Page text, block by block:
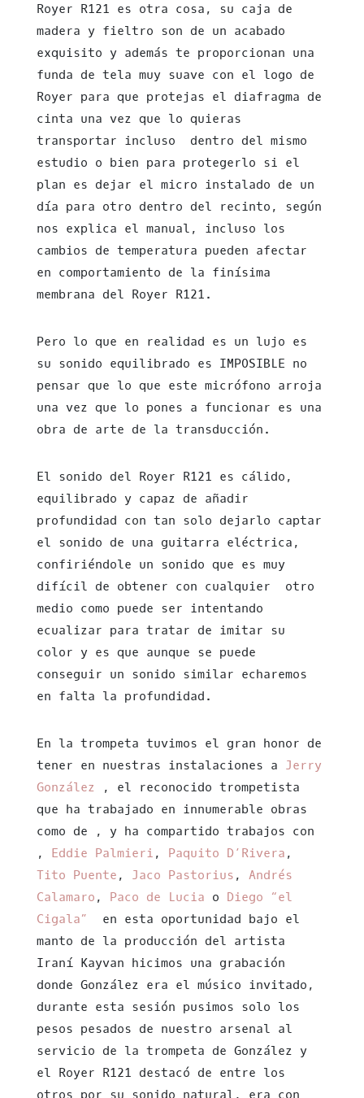
Royer R121 es otra cosa, su caja de
madera y fieltro son de un acabado
exquisito y además te proporcionan una
funda de tela muy suave con el logo de
Royer para que protejas el diafragma de
cinta una vez que lo quieras
transportar incluso dentro del mismo
estudio o bien para protegerlo si el
plan es dejar el micro instalado de un
día para otro dentro del recinto, según
nos explica el manual, incluso los
cambios de temperatura pueden afectar
en comportamiento de la finísima
membrana del Royer R121.
Pero lo que en realidad es un lujo es
su sonido equilibrado es IMPOSIBLE no
pensar que lo que este micrófono arroja
una vez que lo pones a funcionar es una
obra de arte de la transducción.
El sonido del Royer R121 es cálido,
equilibrado y capaz de añadir
profundidad con tan solo dejarlo captar
el sonido de una guitarra eléctrica,
confiriéndole un sonido que es muy
difícil de obtener con cualquier otro
medio como puede ser intentando
ecualizar para tratar de imitar su
color y es que aunque se puede
conseguir un sonido similar echaremos
en falta la profundidad.
En la trompeta tuvimos el gran honor de
tener en nuestras instalaciones a Jerry
González , el reconocido trompetista
que ha trabajado en innumerable obras
como de , y ha compartido trabajos con
,
Eddie Palmieri , Paquito D’Rivera ,
Tito Puente , Jaco Pastorius , Andrés
Calamaro , Paco de Lucia o Diego “el
Cigala” en esta oportunidad bajo el
manto de la producción del artista
Iraní Kayvan hicimos una grabación
donde González era el músico invitado,
durante esta sesión pusimos solo los
pesos pesados de nuestro arsenal al
servicio de la trompeta de González y
el Royer R121 destacó de entre los
otros por su sonido natural, era con